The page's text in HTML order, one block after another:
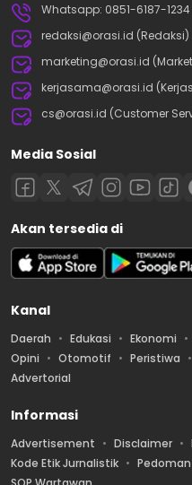
Whatsapp: 0851-6187-1234
redaksi@orasi.id (Redaksi)
marketing@orasi.id
kerjasama@orasi.id
cs@orasi.id (Customer
Media Sosial
Akan tersedia di
Kanal
Daerah Edukasi Ekonomi
Opini
Otomotif Peristiwa
Advertorial
Informasi
Advertisement Disclaimer
Kode Etik Jurnalistik